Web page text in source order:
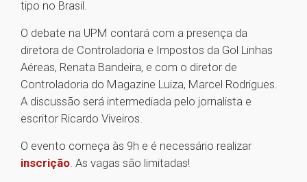
tipo no Brasil.
O debate na UPM contará com a presença da
diretora de Controladoria e Impostos da Gol Linhas
Aéreas, Renata Bandeira, e com o diretor de
Controladoria do Magazine Luiza, Marcel Rodrigues.
A discussão será intermediada pelo jornalista e
escritor Ricardo Viveiros.
O evento começa às 9h e é necessário realizar
inscrição. As vagas são limitadas!